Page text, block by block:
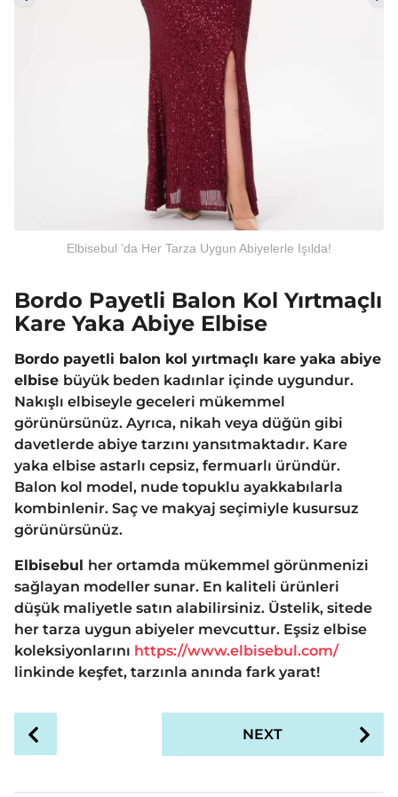
Elbisebul ’da Her Tarza Uygun Abiyelerle Işılda!
Bordo Payetli Balon Kol Yırtmaçlı
Kare Yaka Abiye Elbise
Bordo payetli balon kol yırtmaçlı kare yaka abiye
elbise büyük beden kadınlar içinde uygundur.
Nakışlı elbiseyle geceleri mükemmel
görünürsünüz. Ayrıca, nikah veya düğün gibi
davetlerde abiye tarzını yansıtmaktadır. Kare
yaka elbise astarlı cepsiz, fermuarlı üründür.
Balon kol model, nude topuklu ayakkabılarla
kombinlenir. Saç ve makyaj seçimiyle kusursuz
görünürsünüz.
Elbisebul her ortamda mükemmel görünmenizi
sağlayan modeller sunar. En kaliteli ürünleri
düşük maliyetle satın alabilirsiniz. Üstelik, sitede
her tarza uygun abiyeler mevcuttur. Eşsiz elbise
koleksiyonlarını https://www.elbisebul.com/
linkinde keşfet, tarzınla anında fark yarat!
NEXT